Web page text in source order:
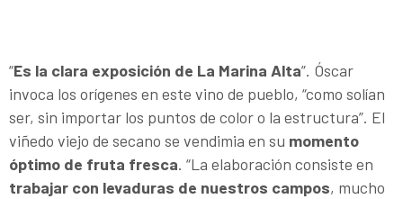
“Es la clara exposición de La Marina Alta”. Óscar
invoca los orígenes en este vino de pueblo, “como solían
ser, sin importar los puntos de color o la estructura”. El
viñedo viejo de secano se vendimia en su momento
óptimo de fruta fresca. “La elaboración consiste en
trabajar con levaduras de nuestros campos, mucho